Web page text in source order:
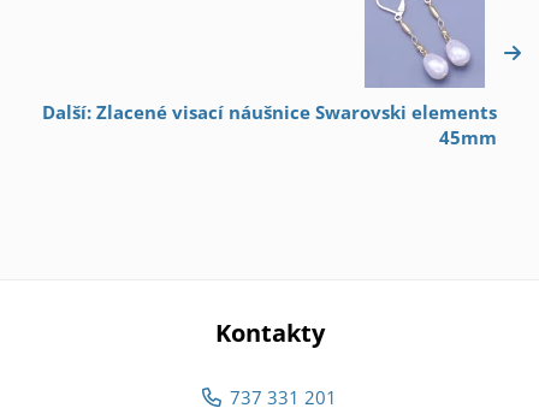
Další: Zlacené visací náušnice Swarovski elements
45mm
Kontakty
737 331 201